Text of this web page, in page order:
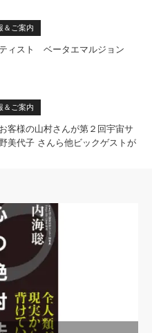
＆ご案内
ティスト ベータエマルジョン
＆ご案内
客様の山村さんが第２回宇宙サ
美代子 さんら他ビックゲストが